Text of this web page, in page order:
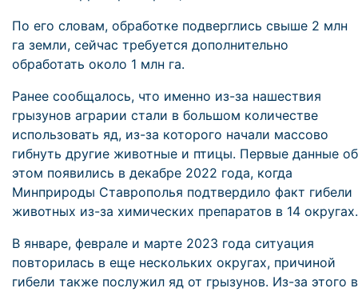
По его словам, обработке подверглись свыше 2 млн
га земли, сейчас требуется дополнительно
обработать около 1 млн га.
Ранее сообщалось, что именно из-за нашествия
грызунов аграрии стали в большом количестве
использовать яд, из-за которого начали массово
гибнуть другие животные и птицы. Первые данные об
этом появились в декабре 2022 года, когда
Минприроды Ставрополья подтвердило факт гибели
животных из-за химических препаратов в 14 округах.
В январе, феврале и марте 2023 года ситуация
повторилась в еще нескольких округах, причиной
гибели также послужил яд от грызунов. Из-за этого в